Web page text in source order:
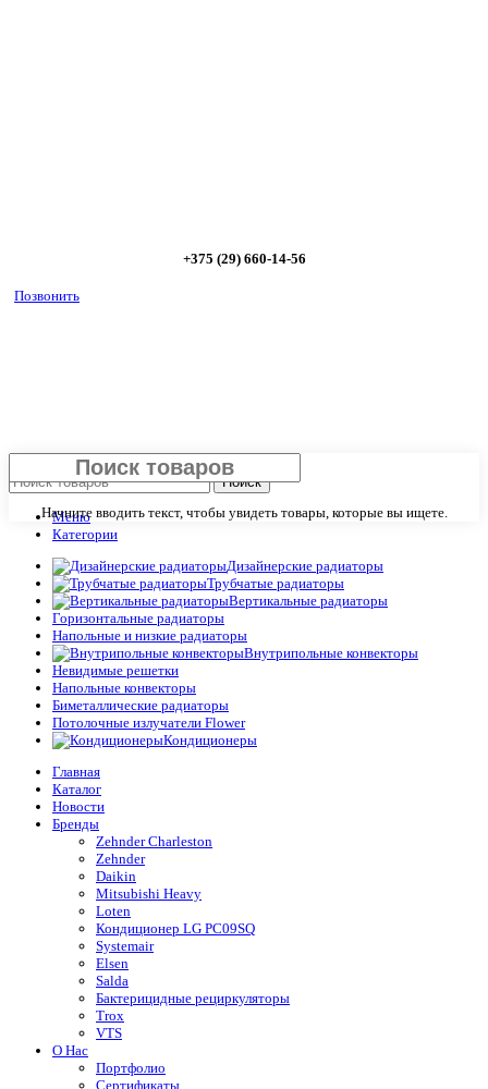
+375 (29) 660-14-56
Позвонить
Начните вводить текст, чтобы увидеть товары, которые вы ищете.
Поиск
Меню
Категории
Дизайнерские радиаторы
Трубчатые радиаторы
Вертикальные радиаторы
Горизонтальные радиаторы
Напольные и низкие радиаторы
Внутрипольные конвекторы
Невидимые решетки
Напольные конвекторы
Биметаллические радиаторы
Потолочные излучатели Flower
Кондиционеры
Главная
Каталог
Новости
Бренды
Zehnder Charleston
Zehnder
Daikin
Mitsubishi Heavy
Loten
Кондиционер LG PC09SQ
Systemair
Elsen
Salda
Бактерицидные рециркуляторы
Trox
VTS
О Нас
Портфолио
Сертификаты